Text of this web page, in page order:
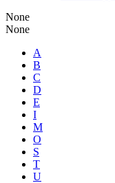
None
None
A
B
C
D
E
I
M
O
S
T
U